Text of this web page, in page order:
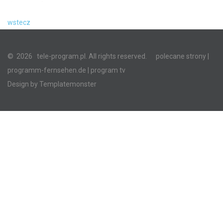
wstecz
© 2026 tele-program.pl. All rights reserved. polecane strony
programm-fernsehen.de | program tv
Design by Templatemonster